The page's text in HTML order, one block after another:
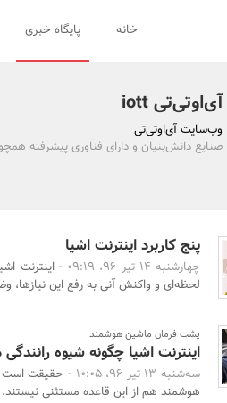
رسمی
-
اخبار
تایید
سازمان‌ها
و
روابط
عمومی‌ها
خانه پایگاه خبری
آی‌اوتی‌تی iott
وب‌سایت آی‌اوتی‌تی
صنایع دانش‌بنیان و دارای فناوری پیشرفته
پنج کاربرد اینترنت اشیا
چهارشنبه 14 تیر 96، 09:19 -
اینترنت
لحظه‌ای و واکنش آنی به رفع این
پشت فرمان ماشین‌ هوشمند
اینترنت اشیا چگونه شیوه رانندگی
سه‌شنبه 13 تیر 96، 10:05 -
حقیقت است
هوشمند هم از این قاعده مستثنی